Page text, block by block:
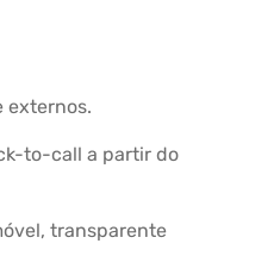
externos.
to-call a partir do
transparente